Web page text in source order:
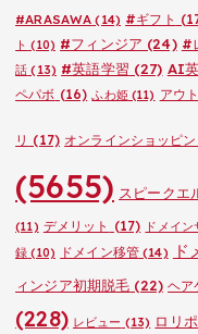
#ARASAWA (14) #ギフト
ト (10) #フィンジア (24) #
話 (13) #英語学習 (27) AI
ペパボ (16) ふわ姫(11) アウ
リ (17) オンラインショッピ
(5655) スピークエ
(11) デメリット (17) ドメイン
録 (10) ドメイン移管(14) ド
ィンジア初期脱毛 (22) ヘア
(228) レビュー (13) ロリ